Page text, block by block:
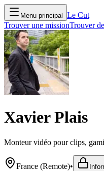
Menu principal
Le Cut
Trouver une missionTrouver
Xavier Plais
Monteur vidéo pour clips,
France (Remote)•